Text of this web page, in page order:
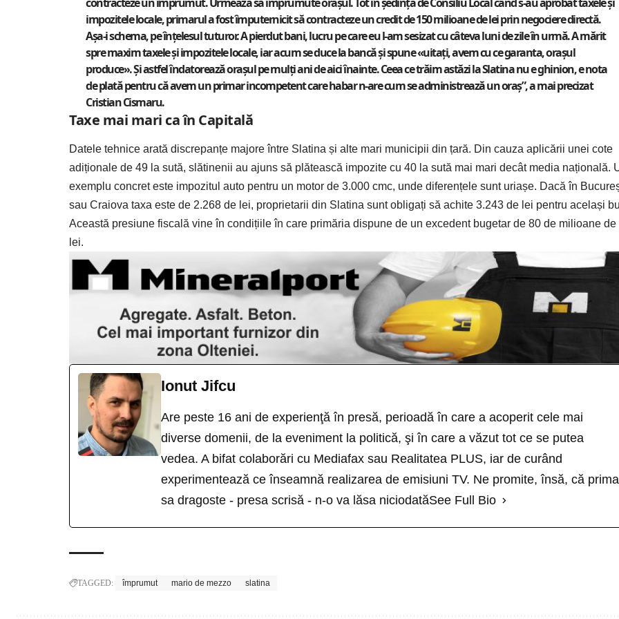
impozitele locale, primarul a fost împuternicit să contracteze un credit de 150 milioane de lei prin negociere directă.
Așa-i schema, pe înțelesul tuturor. A pierdut bani, lucru pe care eu l-am sesizat cu câteva luni de zile în urmă. A mărit
spre maxim taxele și impozitele locale, iar acum se duce la bancă și spune «uitați, avem cu ce garanta, orașul
produce». Și astfel îndatorează orașul pe mulți ani de aici înainte. Ceea ce trăim astăzi la Slatina nu e ghinion, e nota
de plată pentru că avem un primar incompetent care habar n-are cum se administrează un oraș”, a mai precizat
Cristian Cismaru.
Taxe mai mari ca în Capitală
Datele tehnice arată discrepanțe majore între Slatina și alte mari municipii din țară. Din cauza aplicării unei cote
adiționale de 49 la sută, slătinenii au ajuns să plătească impozite cu 40 la sută mai mari decât media națională.
exemplu concret este impozitul auto pentru un motor de 3.000 cmc, unde diferențele sunt uriașe. Dacă în
sau Craiova taxa este de 2.268 de lei, proprietarii din Slatina sunt obligați să achite 3.243 de lei pentru același
Această presiune fiscală vine în condițiile în care primăria dispune de un excedent bugetar de 80 de milioane de
lei.
Ionut Jifcu
Are peste 16 ani de experienţă în presă, perioadă în care a acoperit cele mai
diverse domenii, de la eveniment la politică, şi în care a văzut tot ce se putea
vedea. A bifat colaborări cu Mediafax sau Realitatea PLUS, iar de curând
experimentează ce înseamnă realizarea de emisiuni TV. Ne promite, însă, că prima
sa dragoste - presa scrisă - n-o va lăsa niciodatăSee Full Bio
TAGGED: împrumut mario de mezzo slatina